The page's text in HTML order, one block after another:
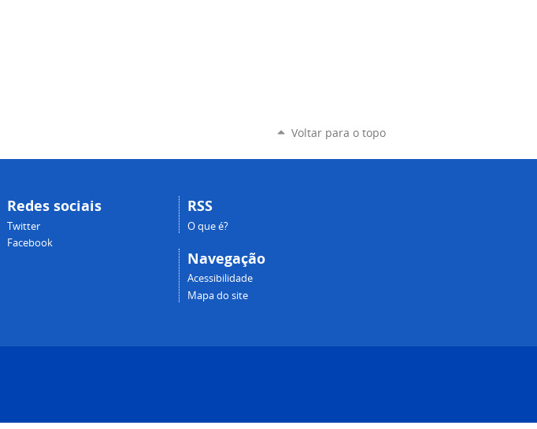
Voltar para o topo
Redes sociais
Twitter
Facebook
RSS
O que é?
Navegação
Acessibilidade
Mapa do site